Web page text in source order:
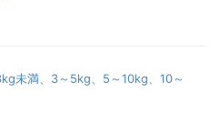
未満、3～5kg、5～10kg、10～